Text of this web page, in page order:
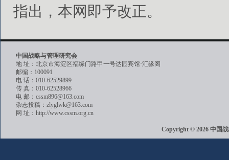
指出，本网即予改正。
中国战略与管理研究会
地 址：北京市海淀区福缘门路甲一号达园宾馆·汇缘阁
邮编：100091
电 话：010-62529899
传 真：010-62528966
电 邮：cssm896@163.com
杂志投稿：zlyglwk@163.com
网 址：http://www.cssm.org.cn
Copyright © 2026 中国